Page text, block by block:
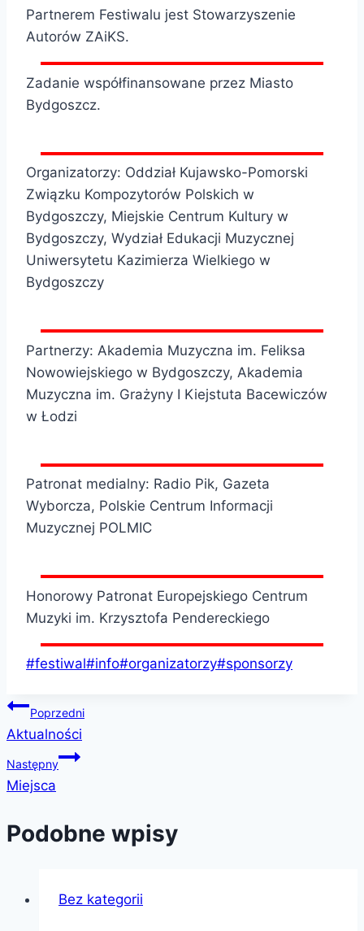
Partnerem Festiwalu jest Stowarzyszenie
Autorów ZAiKS.
Zadanie współfinansowane przez Miasto
Bydgoszcz.
Organizatorzy: Oddział Kujawsko-Pomorski
Związku Kompozytorów Polskich w
Bydgoszczy, Miejskie Centrum Kultury w
Bydgoszczy, Wydział Edukacji Muzycznej
Uniwersytetu Kazimierza Wielkiego w
Bydgoszczy
Partnerzy: Akademia Muzyczna im. Feliksa
Nowowiejskiego w Bydgoszczy, Akademia
Muzyczna im. Grażyny I Kiejstuta Bacewiczów
w Łodzi
Patronat medialny: Radio Pik, Gazeta
Wyborcza, Polskie Centrum Informacji
Muzycznej POLMIC
Honorowy Patronat Europejskiego Centrum
Muzyki im. Krzysztofa Pendereckiego
Tagi
#festiwal#info#organizatorzy#sponsorzy
Nawigacja
wpisu
Poprzedni
Aktualności
Następny
Miejsca
Podobne wpisy
Bez kategorii